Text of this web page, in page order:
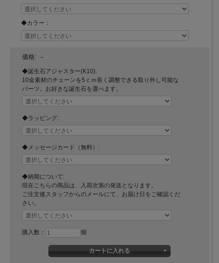
◆カラー：
価格: －
◆誕生石アジャスター(K10):
10金素材のチェーンを5ｃｍ長く調整できる取り外し可能な
パーツ。お好きな誕生石を選べます。
◆ラッピング:
◆メッセージカード（無料）:
◆納期について:
現在こちらの商品は、入荷次第の発送となります。
ご注文後スタッフからのメールにて、お届け日をご確認くだ
さい。
購入数： 個